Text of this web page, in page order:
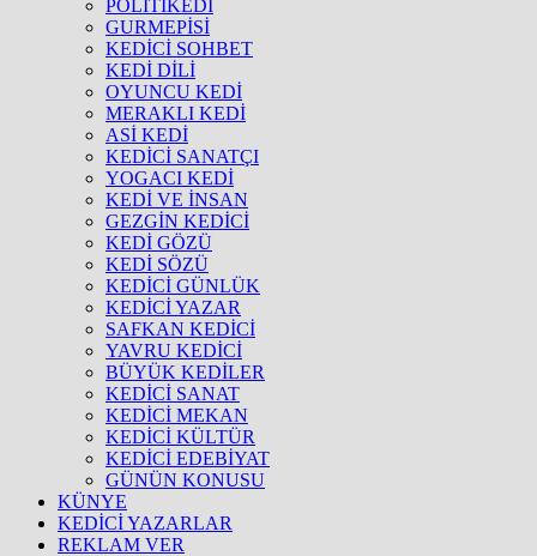
POLİTİKEDİ
GURMEPİSİ
KEDİCİ SOHBET
KEDİ DİLİ
OYUNCU KEDİ
MERAKLI KEDİ
ASİ KEDİ
KEDİCİ SANATÇI
YOGACI KEDİ
KEDİ VE İNSAN
GEZGİN KEDİCİ
KEDİ GÖZÜ
KEDİ SÖZÜ
KEDİCİ GÜNLÜK
KEDİCİ YAZAR
SAFKAN KEDİCİ
YAVRU KEDİCİ
BÜYÜK KEDİLER
KEDİCİ SANAT
KEDİCİ MEKAN
KEDİCİ KÜLTÜR
KEDİCİ EDEBİYAT
GÜNÜN KONUSU
KÜNYE
KEDİCİ YAZARLAR
REKLAM VER